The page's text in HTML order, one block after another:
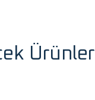
Ürünler